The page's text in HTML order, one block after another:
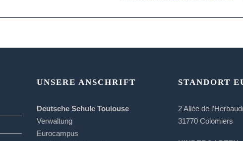
UNSERE ANSCHRIFT
Deutsche Schule Toulouse
Verwaltung
Eurocampus
STANDORT
2 Allée de
31770 Colomiers